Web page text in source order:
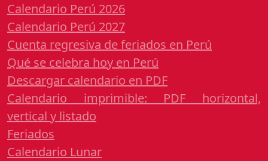
Calendario Perú 2026
Calendario Perú 2027
Cuenta regresiva de feriados en Perú
Qué se celebra hoy en Perú
Descargar calendario en PDF
Calendario imprimible: PDF horizontal,
vertical y listado
Feriados
Calendario Lunar